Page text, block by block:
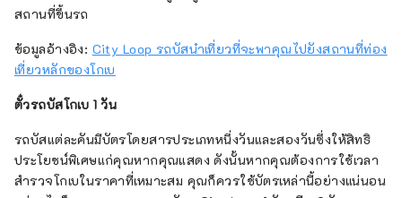
สถานที่ขึ้นรถ
ข้อมูลอ้างอิง: City Loop รถบัสนำเที่ยวที่จะพาคุณไปยังสถานที่ท่อง
เที่ยวหลักของโกเบ
ตั๋วรถบัสโกเบ 1 วัน
รถบัสแต่ละคันมีบัตรโดยสารประเภทหนึ่งวันและสองวันซึ่งให้สิทธิ
ประโยชน์พิเศษแก่คุณหากคุณแสดง ดังนั้นหากคุณต้องการใช้เวลา
สำรวจโกเบในราคาที่เหมาะสม คุณก็ควรใช้บัตรเหล่านี้อย่างแน่นอน